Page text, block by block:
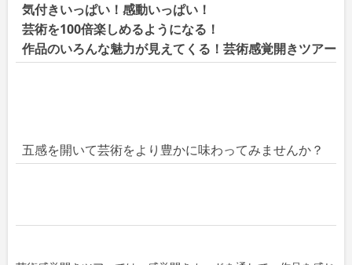
気付きいっぱい！感動いっぱい！
芸術を100倍楽しめるようになる！
作品のいろんな魅力が見えてくる！芸術感覚開きツアー
五感を開いて芸術をより豊かに味わってみませんか？